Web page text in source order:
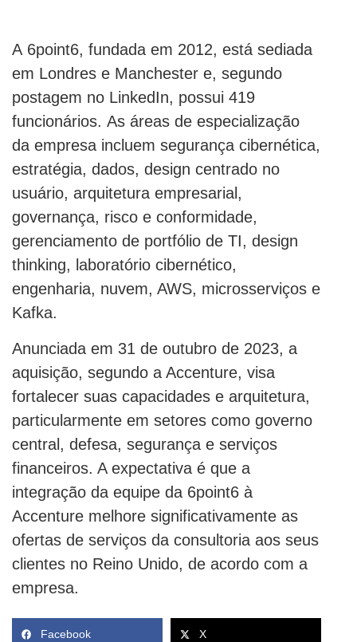
A 6point6, fundada em 2012, está sediada
em Londres e Manchester e, segundo
postagem no LinkedIn, possui 419
funcionários. As áreas de especialização
da empresa incluem segurança cibernética,
estratégia, dados, design centrado no
usuário, arquitetura empresarial,
governança, risco e conformidade,
gerenciamento de portfólio de TI, design
thinking, laboratório cibernético,
engenharia, nuvem, AWS, microsserviços e
Kafka.
Anunciada em 31 de outubro de 2023, a
aquisição, segundo a Accenture, visa
fortalecer suas capacidades e arquitetura,
particularmente em setores como governo
central, defesa, segurança e serviços
financeiros. A expectativa é que a
integração da equipe da 6point6 à
Accenture melhore significativamente as
ofertas de serviços da consultoria aos seus
clientes no Reino Unido, de acordo com a
empresa.
Facebook X